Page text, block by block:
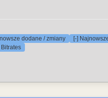
dodane / zmiany [-]
Bitrates